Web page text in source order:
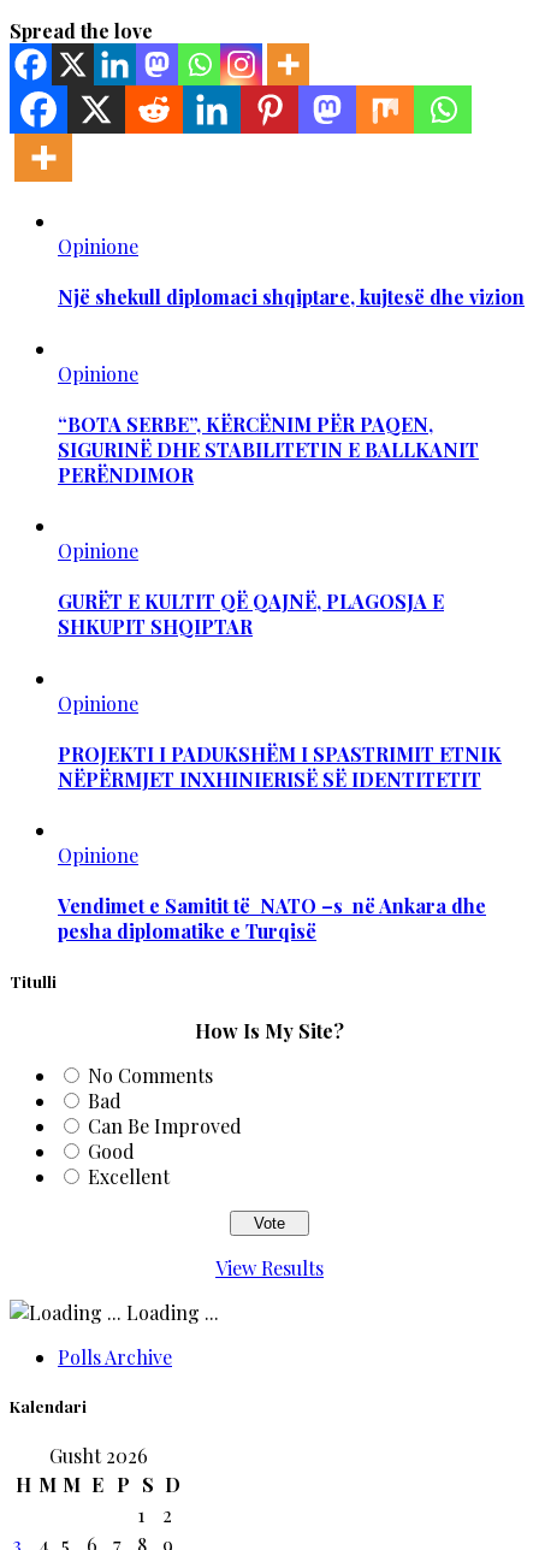
Spread the love
Opinione
Një shekull diplomaci shqiptare, kujtesë dhe vizion
Opinione
“BOTA SERBE”, KËRCËNIM PËR PAQEN,
SIGURINË DHE STABILITETIN E BALLKANIT
PERËNDIMOR
Opinione
GURËT E KULTIT QË QAJNË, PLAGOSJA E
SHKUPIT SHQIPTAR
Opinione
PROJEKTI I PADUKSHËM I SPASTRIMIT ETNIK
NËPËRMJET INXHINIERISË SË IDENTITETIT
Opinione
Vendimet e Samitit të NATO –s në Ankara dhe
pesha diplomatike e Turqisë
Titulli
How Is My Site?
No Comments
Bad
Can Be Improved
Good
Excellent
View Results
Loading ...
Polls Archive
Kalendari
Gusht 2026
H M M E P S D
1
2
3
4 5 6 7 8 9